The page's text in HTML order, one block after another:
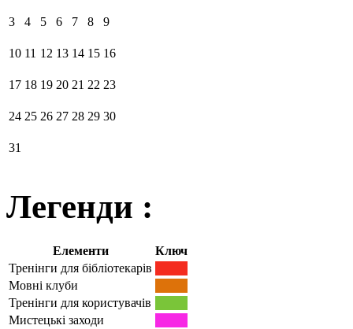
3 4 5 6 7 8 9
10 11 12 13 14 15 16
17 18 19 20 21 22 23
24 25 26 27 28 29 30
31
Легенди :
Елементи
Ключ
Тренінги для бібліотекарів
Мовні клуби
Тренінги для користувачів
Мистецькі заходи